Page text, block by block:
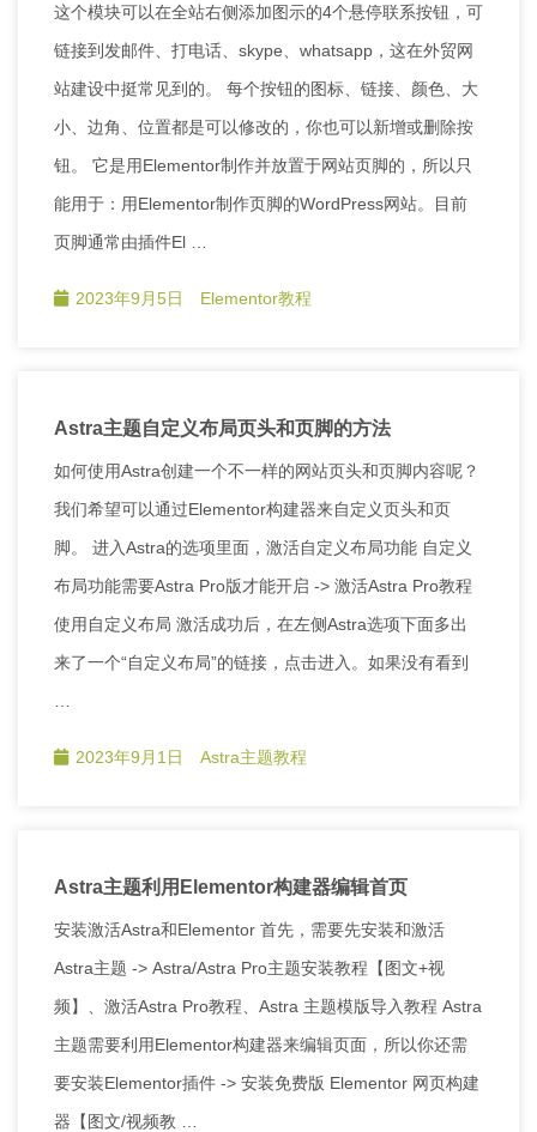
这个模块可以在全站右侧添加图示的4个悬停联系按钮，可
链接到发邮件、打电话、skype、whatsapp，这在外贸网
站建设中挺常见到的。 每个按钮的图标、链接、颜色、大
小、边角、位置都是可以修改的，你也可以新增或删除按
钮。 它是用Elementor制作并放置于网站页脚的，所以只
能用于：用Elementor制作页脚的WordPress网站。目前
页脚通常由插件El …
2023年9月5日 Elementor教程
Astra主题自定义布局页头和页脚的方法
如何使用Astra创建一个不一样的网站页头和页脚内容呢？
我们希望可以通过Elementor构建器来自定义页头和页
脚。 进入Astra的选项里面，激活自定义布局功能 自定义
布局功能需要Astra Pro版才能开启 -> 激活Astra Pro教程
使用自定义布局 激活成功后，在左侧Astra选项下面多出
来了一个“自定义布局”的链接，点击进入。如果没有看到
2023年9月1日 Astra主题教程
Astra主题利用Elementor构建器编辑首页
安装激活Astra和Elementor 首先，需要先安装和激活
Astra主题 -> Astra/Astra Pro主题安装教程【图文+视
频】、激活Astra Pro教程、Astra 主题模版导入教程 Astra
主题需要利用Elementor构建器来编辑页面，所以你还需
要安装Elementor插件 -> 安装免费版 Elementor 网页构建
器【图文/视频教 …